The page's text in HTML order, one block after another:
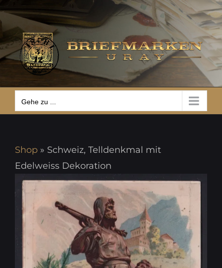
Zum
Inhalt
springen
Gehe zu ...
Gehe zu ...
Shop » Schweiz, Telldenkmal mit
Edelweiss Dekoration